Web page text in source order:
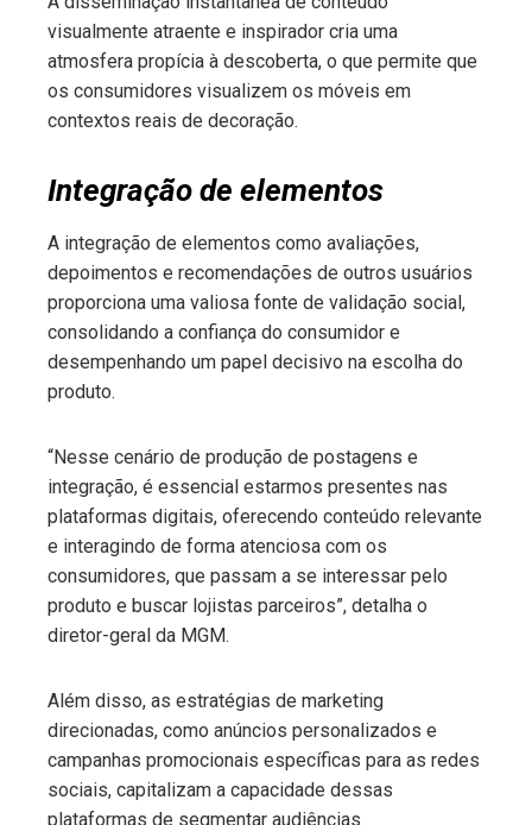
visualmente atraente e inspirador cria uma
atmosfera propícia à descoberta, o que permite que
os consumidores visualizem os móveis em
contextos reais de decoração.
Integração de elementos
A integração de elementos como avaliações,
depoimentos e recomendações de outros usuários
proporciona uma valiosa fonte de validação social,
consolidando a confiança do consumidor e
desempenhando um papel decisivo na escolha do
produto.
“Nesse cenário de produção de postagens e
integração, é essencial estarmos presentes nas
plataformas digitais, oferecendo conteúdo relevante
e interagindo de forma atenciosa com os
consumidores, que passam a se interessar pelo
produto e buscar lojistas parceiros”, detalha o
diretor-geral da MGM.
Além disso, as estratégias de marketing
direcionadas, como anúncios personalizados e
campanhas promocionais específicas para as redes
sociais, capitalizam a capacidade dessas
plataformas de segmentar audiências.